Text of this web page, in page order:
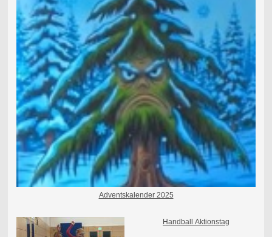
Adventskalender 2025
Handball Aktionstag